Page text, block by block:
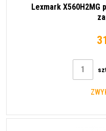
Lexmark